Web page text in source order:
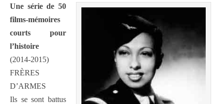
Une série de 50
films-mémoires
courts pour
l’histoire
(2014-2015)
FRÈRES
D’ARMES
Ils se sont battus